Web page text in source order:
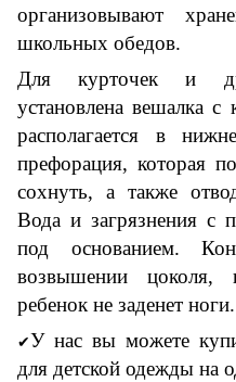
организовывают
школьных обедов.
Для курточек и
установлена вешалка
располагается в
префорация, которая
сохнуть, а также
Вода и загрязнения с
под основанием.
возвышении цоколя,
ребенок не заденет ноги.
✔У нас вы можете
для детской одежды на